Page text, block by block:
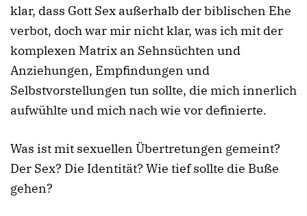
klar, dass Gott Sex außerhalb der biblischen Ehe
verbot, doch war mir nicht klar, was ich mit der
komplexen Matrix an Sehnsüchten und
Anziehungen, Empfindungen und
Selbstvorstellungen tun sollte, die mich innerlich
aufwühlte und mich nach wie vor definierte.
Was ist mit sexuellen Übertretungen gemeint?
Der Sex? Die Identität? Wie tief sollte die Buße
gehen?